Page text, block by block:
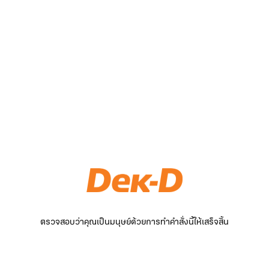
ตรวจสอบว่าคุณเป็นมนุษย์ด้วยการทำคำสั่งนี้ให้เสร็จสิ้น